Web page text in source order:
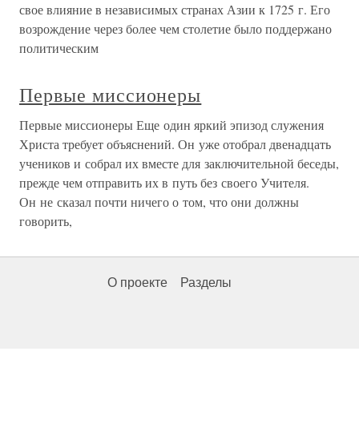
свое влияние в независимых странах Азии к 1725 г. Его
возрождение через более чем столетие было поддержано
политическим
Первые миссионеры
Первые миссионеры Еще один яркий эпизод служения
Христа требует объяснений. Он уже отобрал двенадцать
учеников и собрал их вместе для заключительной беседы,
прежде чем отправить их в путь без своего Учителя.
Он не сказал почти ничего о том, что они должны
говорить,
О проекте Разделы